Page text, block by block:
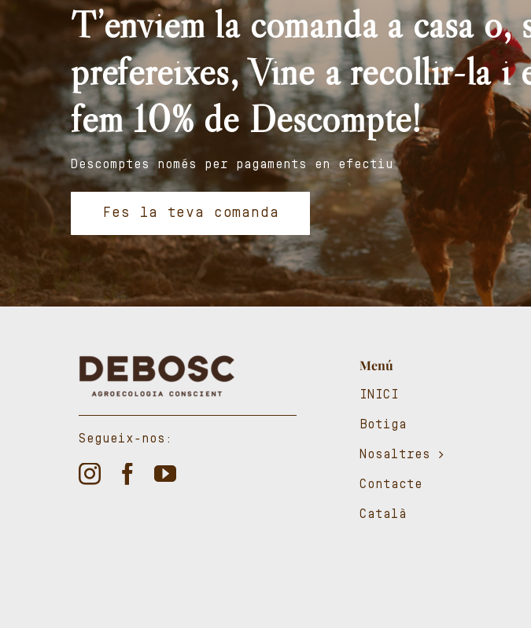
T’enviem la comanda a casa o,
prefereixes, Vine a recollir-la i
fem 10% de Descompte!
Descomptes només per pagaments en efectiu
Fes la teva comanda
Segueix-nos:
Menú
INICI
Botiga
Nosaltres
Contacte
Català